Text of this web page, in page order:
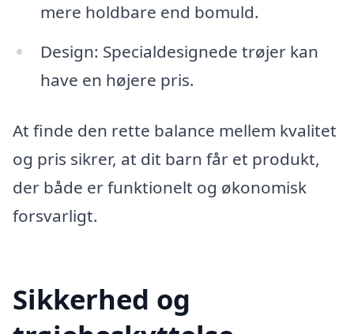
mere holdbare end bomuld.
Design: Specialdesignede trøjer kan
have en højere pris.
At finde den rette balance mellem kvalitet
og pris sikrer, at dit barn får et produkt,
der både er funktionelt og økonomisk
forsvarligt.
Sikkerhed og